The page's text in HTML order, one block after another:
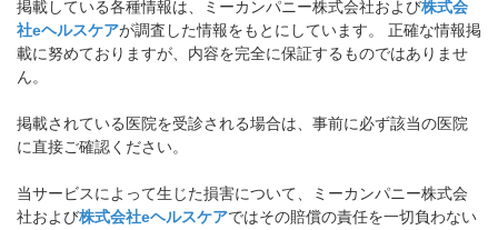
掲載している各種情報は、ミーカンパニー株式会社および株式会
社eヘルスケアが調査した情報をもとにしています。 正確な情報掲
載に努めておりますが、内容を完全に保証するものではありませ
ん。
掲載されている医院を受診される場合は、事前に必ず該当の医院
に直接ご確認ください。
当サービスによって生じた損害について、ミーカンパニー株式会
社および株式会社eヘルスケアではその賠償の責任を一切負わない